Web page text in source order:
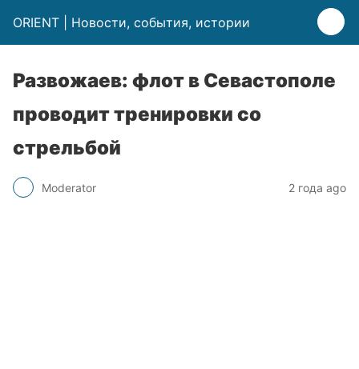
ORIENT | Новости, события, истории
Развожаев: флот в Севастополе
проводит тренировки со
стрельбой
Moderator 2 года ago